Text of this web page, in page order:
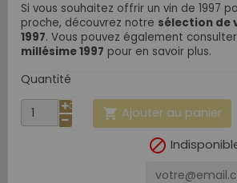
Si vous souhaitez offrir un vin de 1997
proche, découvrez notre sélection de
1997. Vous pouvez également
millésime 1997 pour en savoir plus.
Quantité
 Ajouter au panier
